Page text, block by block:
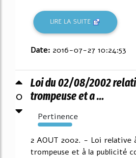
LIRE LA SUITE
Date: 2016-07-27 10:24:53
0
Loi du 02/08/2002
trompeuse et a ...
Pertinence
1756%
2 AOUT 2002. - Loi relative
trompeuse et à la publicité